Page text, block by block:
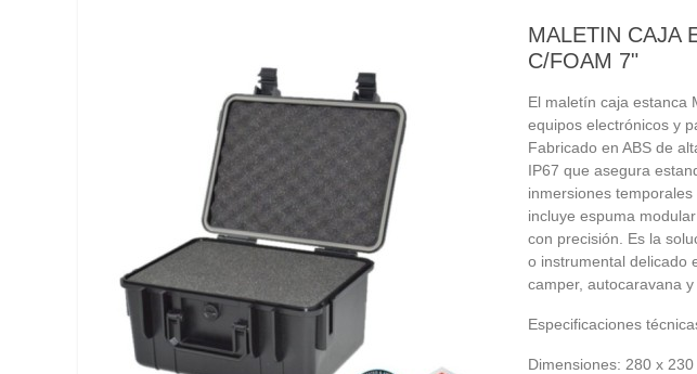
MALETIN CAJA
C/FOAM 7"
El maletín caja estanca
equipos electrónicos y
Fabricado en ABS de
IP67 que asegura
inmersiones
incluye espuma
con precisión. Es la
o instrumental delicado
camper, autocaravana y
Especificaciones
Dimensiones: 280 x